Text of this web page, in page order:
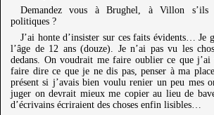
Demandez vous à Brughel, à Villon s’ils
politiques ?
J’ai honte d’insister sur ces faits évidents… Je
l’âge de 12 ans (douze). Je n’ai pas vu les
dedans. On voudrait me faire oublier ce que
faire dire ce que je ne dis pas, penser à ma
présent si j’avais bien voulu renier un peu mes
juger on devrait mieux me copier au lieu de
d’écrivains écriraient des choses enfin lisibles…